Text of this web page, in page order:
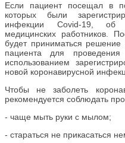
Если пациент посещал в
которых были
инфекции Covid-19, об
медицинских работников.
будет приниматься решение
пациента для
использованием
новой коронавирусной
Чтобы не заболеть
рекомендуется соблюдать
- чаще мыть руки с мылом;
- стараться не прикасаться